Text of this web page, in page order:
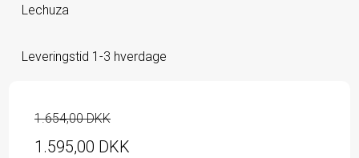
Lechuza
Leveringstid 1-3 hverdage
1.654,00 DKK
1.595,00 DKK